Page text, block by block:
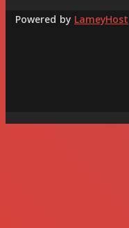
Powered byLameyHost